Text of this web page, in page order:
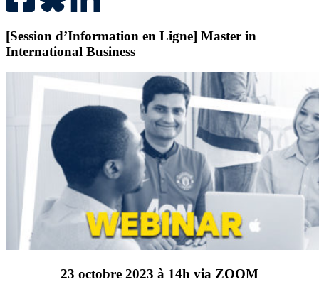
[Session d’Information en Ligne] Master in
International Business
23 octobre 2023 à 14h via ZOOM